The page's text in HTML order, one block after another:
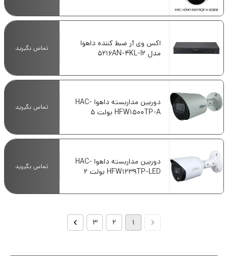
اکس وی آر ضبط کننده داهوا
مدل 5216AN-4KL-I2
تماس بگیرید
دوربین مداربسته داهوا HAC-
HFW1500TP-A بولت 5
تماس بگیرید
دوربین مداربسته داهوا HAC-
HFW1239TP-LED بولت 2
تماس بگیرید
1
2
3